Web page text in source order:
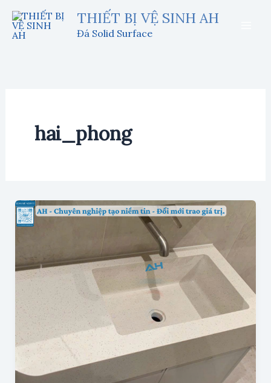
nội
THIẾT BỊ VỆ SINH AH
Đá Solid Surface
hai_phong